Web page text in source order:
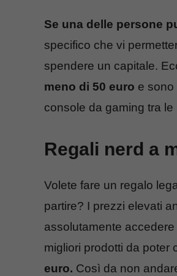
Se una delle persone
specifico che vi
spendere un capitale.
meno di 50 euro e sono
console da gaming tra le
Regali nerd a
Volete fare un regalo
partire? I prezzi elevati
assolutamente accedere
migliori prodotti da poter
euro. Così da non